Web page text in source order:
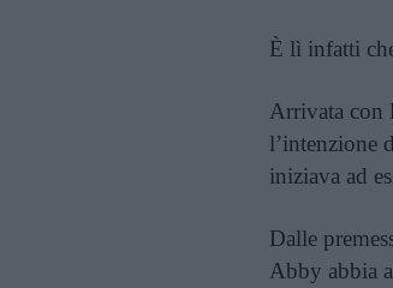
È lì infatti
Arrivata con
l’intenzione
iniziava ad
Dalle
Abby abbia